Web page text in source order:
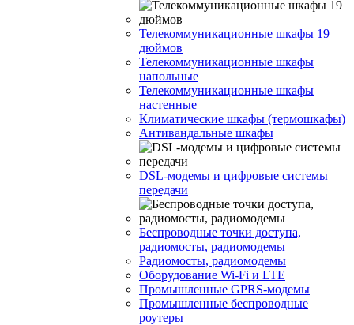
Телекоммуникационные шкафы 19
дюймов
Телекоммуникационные шкафы
напольные
Телекоммуникационные шкафы
настенные
Климатические шкафы (термошкафы)
Антивандальные шкафы
DSL-модемы и цифровые системы
передачи
Беспроводные точки доступа,
радиомосты, радиомодемы
Радиомосты, радиомодемы
Оборудование Wi-Fi и LTE
Промышленные GPRS-модемы
Промышленные беспроводные
роутеры